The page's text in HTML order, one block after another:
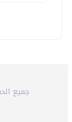
© 2026